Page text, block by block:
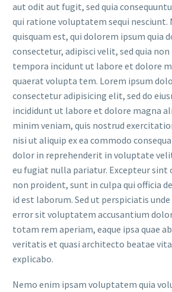
aut odit aut fugit, sed quia
qui ratione voluptatem sequi nesciunt.
quisquam est, qui dolorem ipsum quia
consectetur, adipisci velit, sed quia
tempora incidunt ut labore et dolore
quaerat volupta tem. Lorem ipsum
consectetur adipisicing elit, sed do
incididunt ut labore et dolore magna
minim veniam, quis nostrud
nisi ut aliquip ex ea commodo
dolor in reprehenderit in voluptate
eu fugiat nulla pariatur. Excepteur sint
non proident, sunt in culpa qui officia
id est laborum. Sed ut perspiciatis
error sit voluptatem accusantium
totam rem aperiam, eaque ipsa quae
veritatis et quasi architecto beatae
explicabo.
Nemo enim ipsam voluptatem quia